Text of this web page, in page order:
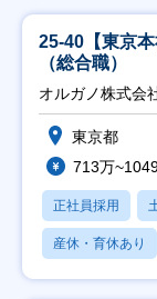
25-40【東京
（総合職）
オルガノ株式会
東京都
713万
正社員採用
産休・育休あり